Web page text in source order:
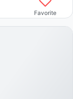
Favorite